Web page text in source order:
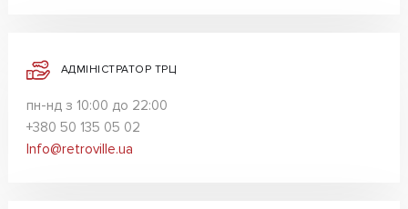
АДМІНІСТРАТОР ТРЦ
пн-нд з 10:00 до 22:00
+380 50 135 05 02
Info@retroville.ua